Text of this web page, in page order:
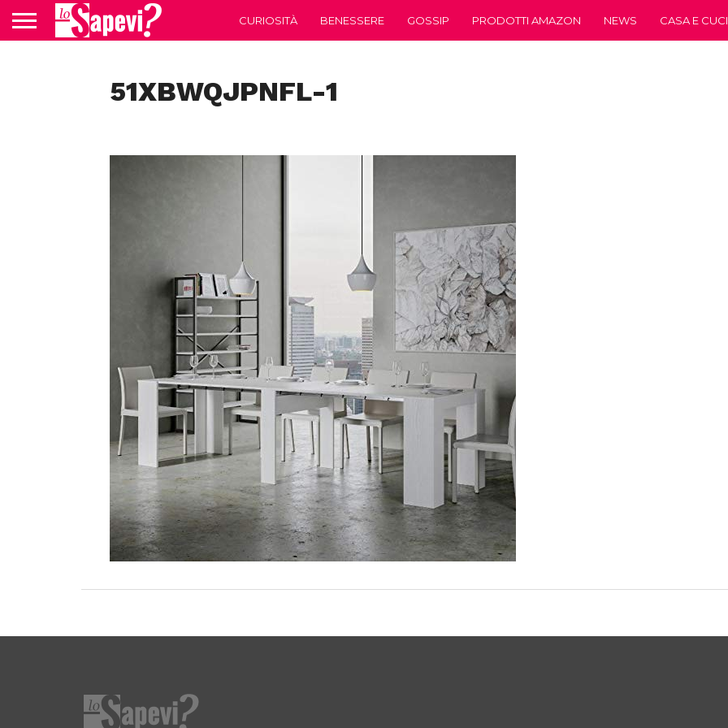
CURIOSITÀ BENESSERE GOSSIP PRODOTTI AMAZON NEWS CASA E
51XBWQJPNFL-1